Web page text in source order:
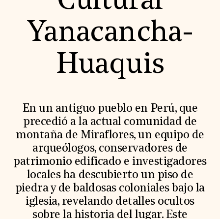
World Monuments Fund/Knoll Modernism Prize
EVENTS AND TRAVEL
Signature Events
Travel Program
News & Articles
Press Room
Staff & Board
Careers
Contact Us
SUZANNE DEAL BOOTH INSTITUTE
Academic Partnerships
Heritage Trades Training
Professional Networks
Research & Publications
Videos & Webinars
SUPPORT US
Yanacancha-
Huaquis
En un antiguo pueblo en Perú, que
precedió a la actual comunidad de
montaña de Miraflores, un equipo de
arqueólogos, conservadores de
patrimonio edificado e investigadores
locales ha descubierto un piso de
piedra y de baldosas coloniales bajo la
iglesia, revelando detalles ocultos
sobre la historia del lugar. Este